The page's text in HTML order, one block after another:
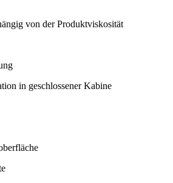
von der Produktviskosität
in geschlossener Kabine